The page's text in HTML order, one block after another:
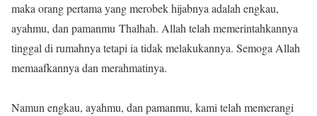
maka orang pertama yang merobek hijabnya adalah engkau,
ayahmu, dan pamanmu Thalhah. Allah telah memerintahkannya
tinggal di rumahnya tetapi ia tidak melakukannya. Semoga Allah
memaafkannya dan merahmatinya.
Namun engkau, ayahmu, dan pamanmu, kami telah memerangi